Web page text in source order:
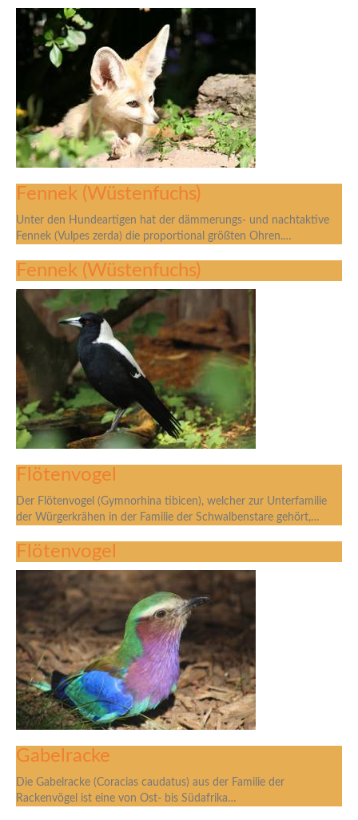
Fennek (Wüstenfuchs)
Unter den Hundeartigen hat der dämmerungs- und nachtaktive
Fennek (Vulpes zerda) die proportional größten Ohren.…
Fennek (Wüstenfuchs)
Flötenvogel
Der Flötenvogel (Gymnorhina tibicen), welcher zur Unterfamilie
der Würgerkrähen in der Familie der Schwalbenstare gehört,…
Flötenvogel
Gabelracke
Die Gabelracke (Coracias caudatus) aus der Familie der
Rackenvögel ist eine von Ost- bis Südafrika…